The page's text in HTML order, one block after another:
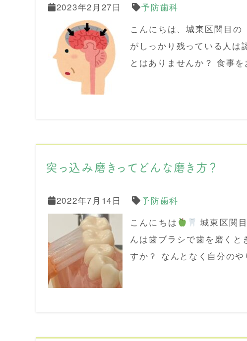
2023年2月27日
予防歯科
こんにちは、城東区関目の
がしっかり残っている人は
とはありませんか？ 食事
突っ込み磨きってどんな磨き方？
2022年7月14日
予防歯科
こんにちは
城東区関
んは歯ブラシで歯を磨くと
すか？ なんとなく自分の